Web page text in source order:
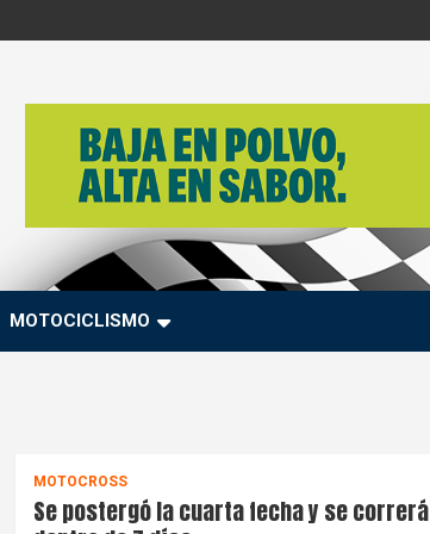
MOTOCICLISMO
MOTOCROSS
Se postergó la cuarta fecha y se correrá